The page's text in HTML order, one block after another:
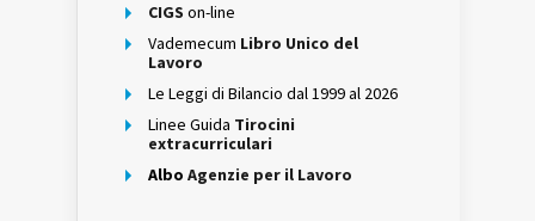
CIGS on-line
Vademecum Libro Unico del
Lavoro
Le Leggi di Bilancio dal 1999 al 2026
Linee Guida Tirocini
extracurriculari
Albo Agenzie per il Lavoro